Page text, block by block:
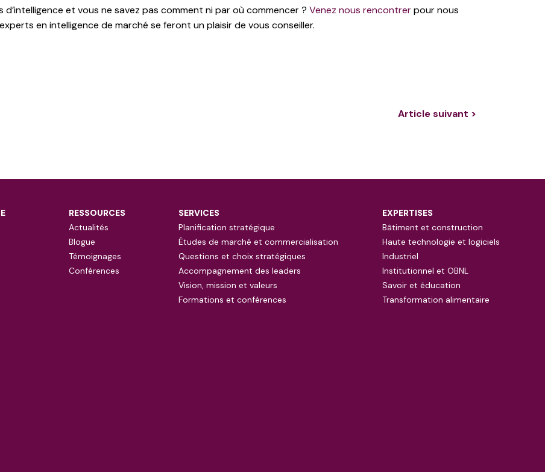
et vous ne savez pas comment ni par où commencer ? Venez nous rencontrerpour nous
en intelligence de marché se feront un plaisir de vous conseiller.
Article suivant >
RESSOURCES
Actualités
Blogue
Témoignages
Conférences
SERVICES
Planification stratégique
Études de marché et commercialisation
Questions et choix stratégiques
Accompagnement des leaders
Vision, mission et valeurs
Formations et conférences
EXPERTISES
Bâtiment et construction
Haute technologie et logiciels
Industriel
Institutionnel et OBNL
Savoir et éducation
Transformation alimentaire